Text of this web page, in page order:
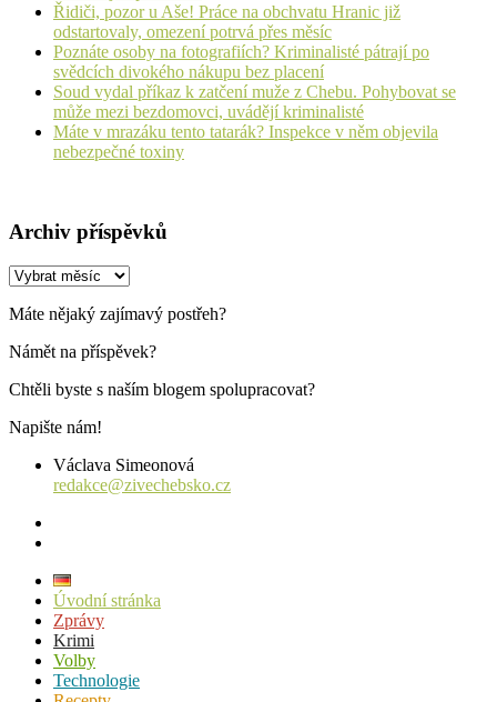
Řidiči, pozor u Aše! Práce na obchvatu Hranic již
odstartovaly, omezení potrvá přes měsíc
Poznáte osoby na fotografiích? Kriminalisté pátrají po
svědcích divokého nákupu bez placení
Soud vydal příkaz k zatčení muže z Chebu. Pohybovat se
může mezi bezdomovci, uvádějí kriminalisté
Máte v mrazáku tento tatarák? Inspekce v něm objevila
nebezpečné toxiny
Archiv příspěvků
Archiv
Máte nějaký zajímavý postřeh?
Námět na příspěvek?
Chtěli byste s naším blogem spolupracovat?
Napište nám!
Václava Simeonová
redakce@zivechebsko.cz
Úvodní stránka
Zprávy
Krimi
Volby
Technologie